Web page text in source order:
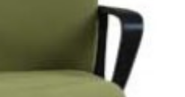
آیا قیمت مناسب‌تری سراغ دارید؟
بازخورد درباره این کالا